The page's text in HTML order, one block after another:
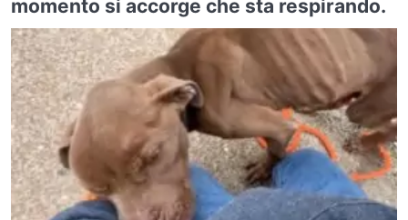
momento si accorge che sta respirando.